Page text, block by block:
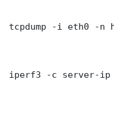
tcpdump -i eth0 -n
iperf3 -c server-ip